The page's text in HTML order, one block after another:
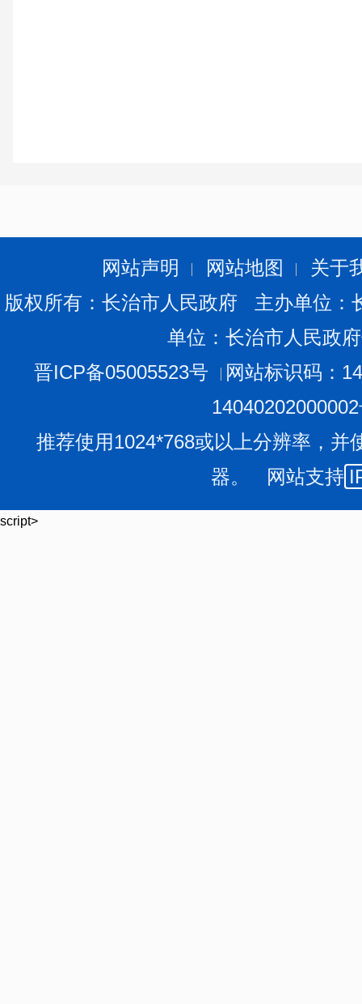
网站声明 网站地图
关于
版权所有：长治市人民政府 主办单位
单位：长治市人民政
晋ICP备05005523号
网站标识码：
推荐使用1024*768或以上分辨率，并
器。 网站支持
script>